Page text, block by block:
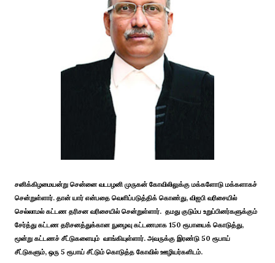
சனிக்கிழமையன்று சென்னை வடபழனி முருகன் கோவிலிலுக்கு மக்களோடு மக்களாகச்
சென்றுள்ளார். தான் யார் என்பதை வெளிப்படுத்திக் கொண்து, விஐபி வரிசையில்
செல்லாமல் கட்டண தரிசன வரிசையில் சென்றுள்ளார். தமது குடும்ப உறுப்பினர்களுக்கும்
சேர்த்து கட்டண தரிசனத்துக்கான நுழைவு கட்டணமாக 150 ரூபாயைக் கொடுத்து,
மூன்று கட்டணச் சீட்டுகளையும் வாங்கியுள்ளார். அவருக்கு இரண்டு 50 ரூபாய்
சீட்டுகளும், ஒரு 5 ரூபாய் சீட்டும் கொடுத்த கோவில் ஊழியர்களிடம்.